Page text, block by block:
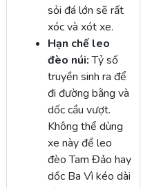
sỏi đá lớn sẽ rất
xóc và xót xe.
Hạn chế leo
đèo núi:Tỷ số
truyền sinh ra để
đi đường bằng và
dốc cầu vượt.
Không thể dùng
xe này để leo
đèo Tam Đảo hay
dốc Ba Vì kéo dài